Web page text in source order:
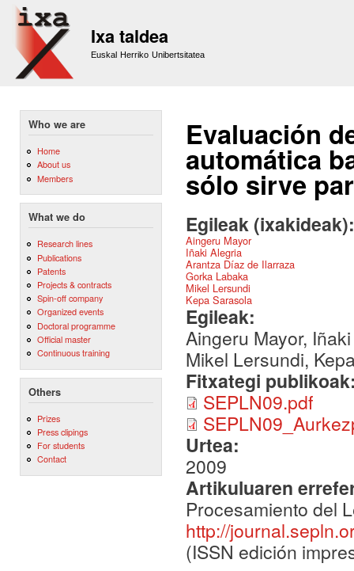
Ixa taldea
Euskal Herriko Unibertsitatea
Who we are
Home
About us
Members
What we do
Research lines
Publications
Patents
Projects & contracts
Spin-off company
Organized events
Doctoral programme
Official master
Continuous training
Others
Prizes
Press clipings
For students
Contact
Evaluación
automática
sólo sirve
Egileak
Aingeru Mayor
Iñaki Alegria
Arantza Díaz de Ilarraza
Gorka Labaka
Mikel Lersundi
Kepa Sarasola
Egileak:
Aingeru Mayor,
Mikel Lersundi,
Fitxategi
SEPLN09.pdf
Urtea:
2009
Artikuluaren
Procesamiento del
http://
(ISSN edición